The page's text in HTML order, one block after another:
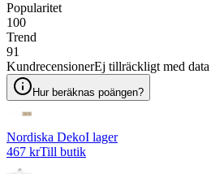
Popularitet
100
Trend
91
KundrecensionerEj tillräckligt med data
Hur beräknas poängen?
Nordiska DekoI lager
467 krTill butik